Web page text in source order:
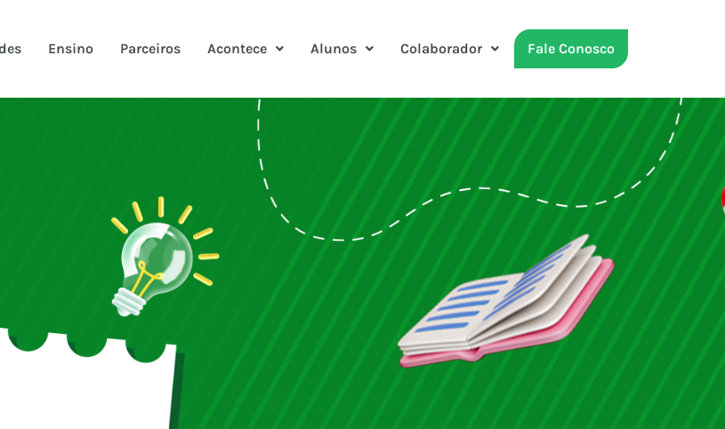
Ensino Parceiros Acontece Alunos Colaborador Fale Conosco